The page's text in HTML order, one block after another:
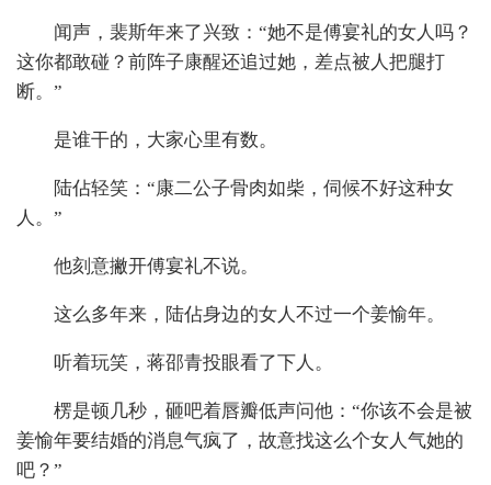
闻声，裴斯年来了兴致：“她不是傅宴礼的女人吗？
这你都敢碰？前阵子康醒还追过她，差点被人把腿打
断。”
是谁干的，大家心里有数。
陆佔轻笑：“康二公子骨肉如柴，伺候不好这种女
人。”
他刻意撇开傅宴礼不说。
这么多年来，陆佔身边的女人不过一个姜愉年。
听着玩笑，蒋邵青投眼看了下人。
楞是顿几秒，砸吧着唇瓣低声问他：“你该不会是被
姜愉年要结婚的消息气疯了，故意找这么个女人气她的
吧？”